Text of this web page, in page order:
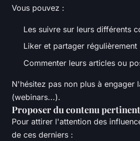
Vous pouvez :
Les suivre sur leurs différents
Liker et partager régulièrement
Commenter leurs articles ou
N'hésitez pas non plus à engager
(webinars...).
Proposer du contenu pertinent
Pour attirer l'attention des
de ces derniers :